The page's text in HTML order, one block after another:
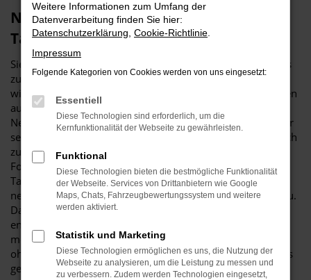
Neu und günstig: VW Crafter
Tageszulassung für Minden
Sie wünschen einen Neuwagen ohne einen Neuwagenpreis
zu zahlen? Das muss kein Widerspruch oder wenn, dann
wird dieser mit einer VW Crafter Tageszulassung für Minden
aufgelöst. Wir lassen Sie auf diese clevere Weise in ein
Neufahrzeug einsteigen und bieten erhebliche Rabatte. Wer
seine Mobilität in Minden sowohl in bester Qualität als auch
zu Schnäppchenpreisen ausleben möchte, ist mit dieser
Form des Autokaufs perfekt beraten. Was eine VW Crafter
Tageszulassung ist? Das sagt doch schon der Name. Man
nehme einen Neuwagen und lassen diesen für einen Tag zu.
Da bereits ein Vorbesitzer in den Papieren steht, ist die so
entstehende VW Crafter Tageszulassung kein Neuwagen
mehr sondern darf gebraucht verkauft werden. Und das,
ohne einen einzigen Kilometer in Minden oder anderenorts
gefahren zu sein.
Weitere Informationen zum Umfang der
Datenverarbeitung finden Sie hier:
Datenschutzerklärung Cookie-Richtlinie
Impressum
Folgende Kategorien von Cookies werden von uns eingesetzt:
Essentiell
Diese Technologien sind erforderlich, um die
Kernfunktionalität der Webseite zu gewährleisten.
Funktional
Diese Technologien bieten die bestmögliche Funktionalität
der Webseite. Services von Drittanbietern wie Google
Maps, Chats, Fahrzeugbewertungssystem und weitere
werden aktiviert.
Statistik und Marketing
Diese Technologien ermöglichen es uns, die Nutzung der
Webseite zu analysieren, um die Leistung zu messen und
zu verbessern. Zudem werden Technologien eingesetzt,